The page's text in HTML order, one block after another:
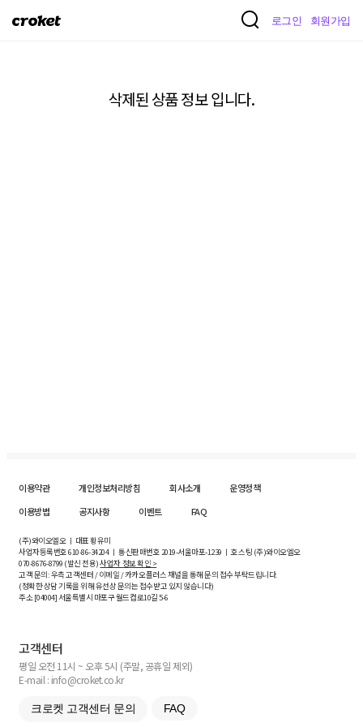
크
로그인 회원가입
삭제된 상품 정보 입니다.
이용약관 개인정보처리방침 회사소개
운영정책
이용방법
공지사항 이벤트 FAQ
(주)와이오엘오 ㅣ 대표 황유미
사업자등록번호610-86-34204ㅣ 통신판매번호 2019-서울마포-1239 ㅣ 호스팅 (주)와이오엘오
070-8676-8799 (발신 전용)사업자 정보 확인 >
고객 문의: 우측 고객센터 / 이메일 / 카카오플러스 채널을 통해 문의 접수 부탁드립니다.
(정확한 상담 기록을 위해 유선상 문의는 접수받고 있지 않습니다)
주소 [04004] 서울특별시 마포구 월드컵로10길5-6
고객센터
평일 오전 11시 ~ 오후 5시 (주말, 공휴일 제외)
E-mail : info@croket.co.kr
크로켓 고객센터 문의 FAQ